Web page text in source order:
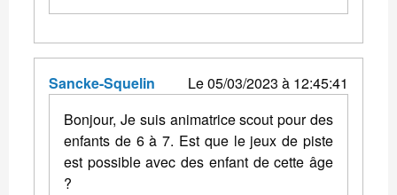
Sancke-Squelin
Le 05/03/2023 à 12:45:41
Bonjour, Je suis animatrice scout pour des
enfants de 6 à 7. Est que le jeux de piste
est possible avec des enfant de cette âge
?